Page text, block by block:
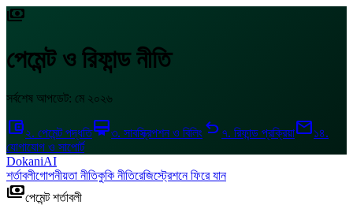
payments
পেমেন্ট ও রিফান্ড নীতি
সর্বশেষ আপডেট: মে ২০২৬
account_balance_wallet২. পেমেন্ট পদ্ধতিcard_membership৩. সাবস্ক্রিপশন ও বিলিং undo ৭. রিফান্ড প্রক্রিয়াmail১৪.
যোগাযোগ ও সাপোর্ট
DokaniAI
শর্তাবলীগোপনীয়তা নীতিকুকি নীতিরেজিস্ট্রেশনে ফিরে যান
paymentsপেমেন্ট শর্তাবলী